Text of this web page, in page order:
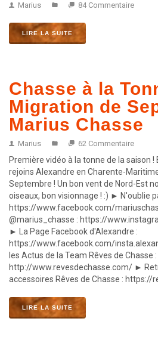
Marius 84 Commentaire
LIRE LA SUITE
Chasse à la
Migration de
Marius Chasse
Marius 62 Commentaire
Première vidéo à la tonne de la saison !
rejoins Alexandre en Charente-
Septembre ! Un bon vent de Nord-Est
oiseaux, bon visionnage ! :) ► N'oublie
https://www.facebook.com/
@marius_chasse : https://
► La Page Facebook d'Alexandre :
https://www.facebook.com/
les Actus de la Team Rêves de Chasse :
http://www.revesdechasse.com/ ►
accessoires Rêves de Chasse : https://
LIRE LA SUITE